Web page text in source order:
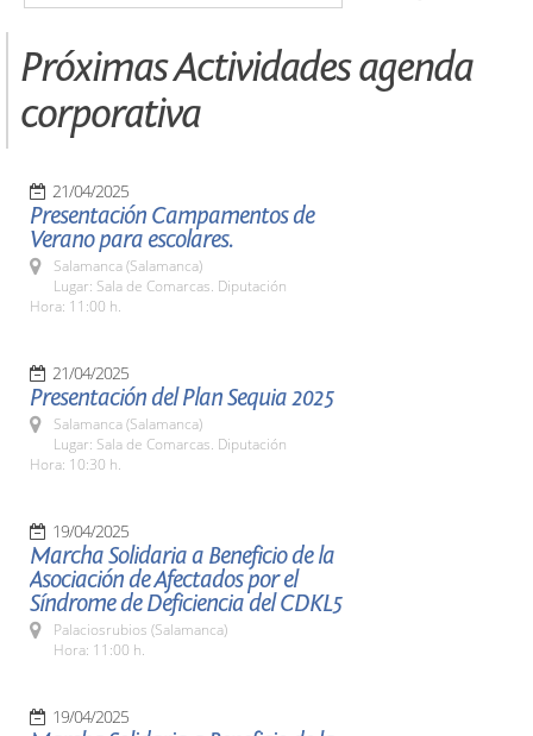
Próximas Actividades agenda
corporativa
21/04/2025
Presentación Campamentos de
Verano para escolares.
Salamanca (Salamanca)
Lugar: Sala de Comarcas. Diputación
Hora: 11:00 h.
21/04/2025
Presentación del Plan Sequia 2025
Salamanca (Salamanca)
Lugar: Sala de Comarcas. Diputación
Hora: 10:30 h.
19/04/2025
Marcha Solidaria a Beneficio de la
Asociación de Afectados por el
Síndrome de Deficiencia del CDKL5
Palaciosrubios (Salamanca)
Hora: 11:00 h.
19/04/2025